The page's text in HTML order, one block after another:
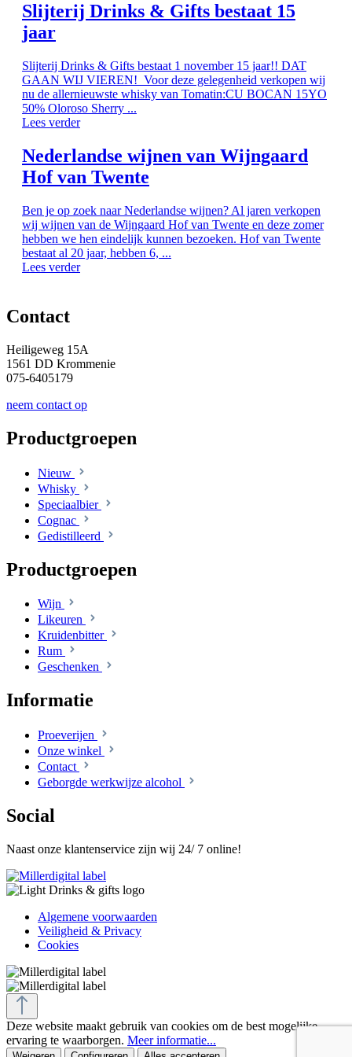
Slijterij Drinks & Gifts bestaat 15
jaar
Slijterij Drinks & Gifts bestaat 1 november 15 jaar!! DAT
GAAN WIJ VIEREN! Voor deze gelegenheid verkopen wij
nu de allernieuwste whisky van Tomatin:CU BOCAN 15YO
50% Oloroso Sherry ...
Lees verder
Nederlandse wijnen van Wijngaard
Hof van Twente
Ben je op zoek naar Nederlandse wijnen? Al jaren verkopen
wij wijnen van de Wijngaard Hof van Twente en deze zomer
hebben we hen eindelijk kunnen bezoeken. Hof van Twente
bestaat al 20 jaar, hebben 6, ...
Lees verder
Contact
Heiligeweg 15A
1561 DD Krommenie
075-6405179
neem contact op
Productgroepen
Nieuw
Whisky
Speciaalbier
Cognac
Gedistilleerd
Productgroepen
Wijn
Likeuren
Kruidenbitter
Rum
Geschenken
Informatie
Proeverijen
Onze winkel
Contact
Geborgde werkwijze alcohol
Social
Naast onze klantenservice zijn wij 24/ 7 online!
Algemene voorwaarden
Veiligheid & Privacy
Cookies
Deze website maakt gebruik van cookies om de best mogelijke
ervaring te waarborgen. Meer informatie...